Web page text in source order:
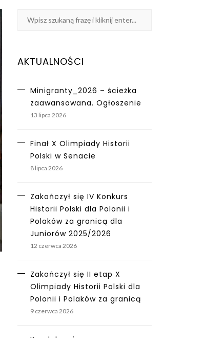
AKTUALNOŚCI
Minigranty_2026 – ścieżka
zaawansowana. Ogłoszenie
13 lipca 2026
Finał X Olimpiady Historii
Polski w Senacie
8 lipca 2026
Zakończył się IV Konkurs
Historii Polski dla Polonii i
Polaków za granicą dla
Juniorów 2025/2026
12 czerwca 2026
Zakończył się II etap X
Olimpiady Historii Polski dla
Polonii i Polaków za granicą
9 czerwca 2026